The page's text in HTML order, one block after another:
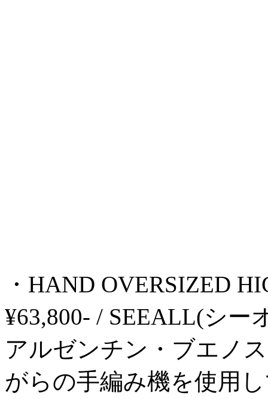
・HAND OVERSIZED
¥63,800- / SEEALL(シー
アルゼンチン・ブエノ
がらの手編み機を使用